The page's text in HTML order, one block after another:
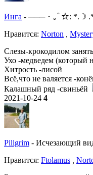
Инга - ─── ･ ｡ﾟ☆: *.☽
Нравитcя: Norton ,
Слезы-крокодилом
Ухо -медведем (который
Хитрость -лисой
Всё,что не валяется -
Калашный ряд -свиньёй
2021-10-24 4
Piligrim - Исчезающий
Нравитcя: Ftolamus ,